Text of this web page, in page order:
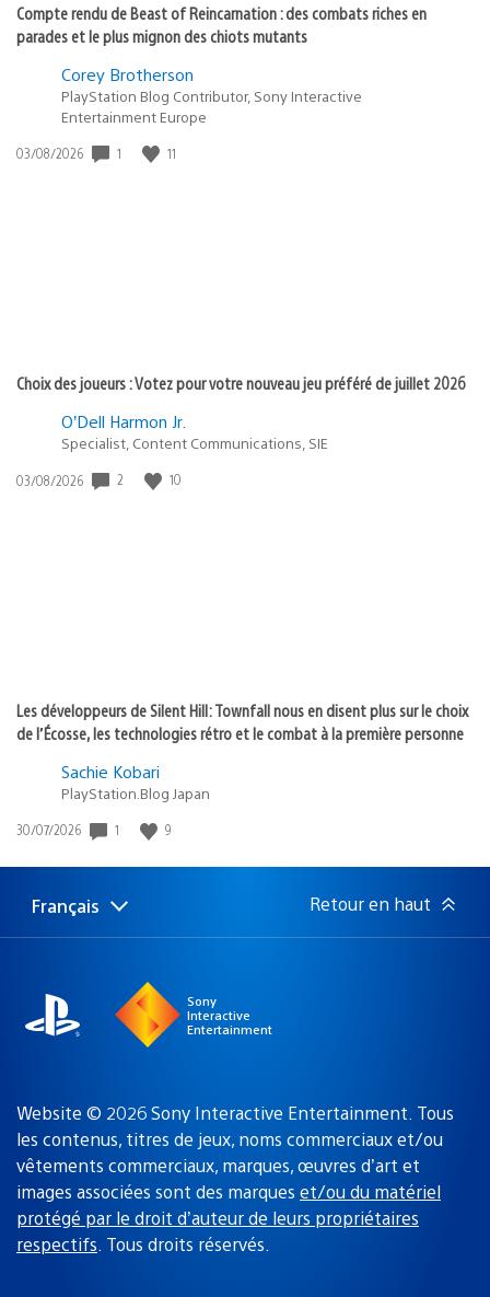
Compte rendu de Beast of Reincarnation : des combats riches en
parades et le plus mignon des chiots mutants
Corey Brotherson
PlayStation Blog Contributor, Sony Interactive
Entertainment Europe
Date
03/08/2026 1 11
Choix des joueurs : Votez pour votre nouveau jeu préféré de juillet 2026
O’Dell Harmon Jr.
Specialist, Content Communications, SIE
Date
03/08/2026 2 10
Les développeurs de Silent Hill: Townfall nous en disent plus sur le choix
de l’Écosse, les technologies rétro et le combat à la première personne
Sachie Kobari
PlayStation.Blog Japan
Date
publication
30/07/2026 1 9
Choisir
une
Région
actuelle
Français Retour en haut
Sony
Interactive
Entertainment
Website © 2026 Sony Interactive Entertainment. Tous
les contenus, titres de jeux, noms commerciaux et/ou
vêtements commerciaux, marques, œuvres d’art et
images associées sont des marques et/ou du matériel
protégé par le droit d’auteur de leurs propriétaires
respectifs. Tous droits réservés.